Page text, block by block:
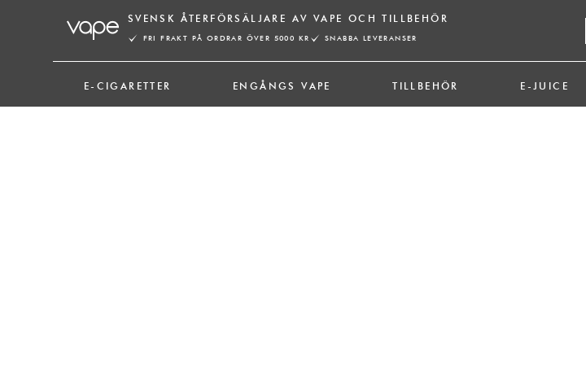
SVENSK ÅTERFÖRSÄLJARE AV VAPE OCH TILLBEHÖR
FRI FRAKT PÅ ORDRAR ÖVER 5000 KR SNABBA LEVERANSER
E-CIGARETTER ENGÅNGS VAPE TILLBEHÖR E-JUICE